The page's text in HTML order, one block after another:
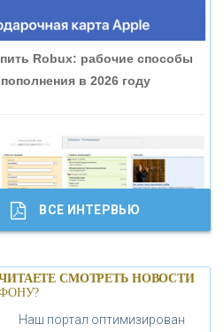
ГЛОБЭКС»
КРЕДИТНЫЙ
Robux: рабочие способы
пополнения в 2026 году
обновил логотип впервые за
лет - «Лента новостей»
ВСЕ ИНТЕРВЬЮ
СМОТРЕТЬ НОВОСТИ
Наш портал оптимизирован